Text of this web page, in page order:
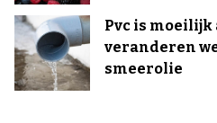
Pvc is
veranderen
smeerolie